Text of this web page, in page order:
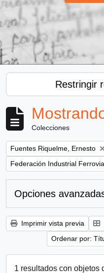
Restringir
Colecciones
Remove filter:
Fuentes Riquelme, Ernesto
Remove filter:
Federación Industrial
Opciones
Imprimir vista previa
Ordenar por:
1 resultados con objetos